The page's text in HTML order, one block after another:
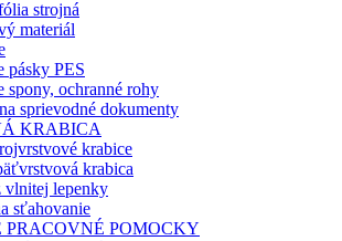
strojná
materiál
pásky PES
spony, ochranné rohy
sprievodné dokumenty
KRABICA
krabice
krabica
vlnitej lepenky
sťahovanie
PRACOVNÉ POMOCKY